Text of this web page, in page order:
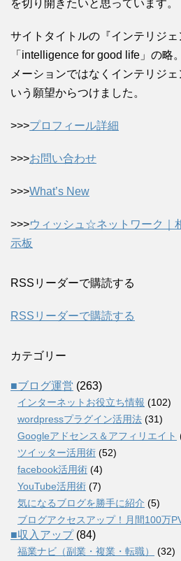
を切り開きたいと思っています。
サイトタイトルの『インテリジ
「intelligence for good life」の略
メーションではなくインテリジ
いう願望からつけました。
>>>プロフィール詳細
>>>お問い合わせ
>>>What’s New
>>>ウィッシュ☆ネットワーク｜
示板
RSSリーダーで購読する
RSSリーダーで購読する
カテゴリー
■ブログ運営 (263)
インターネットお役立ち情報 (102)
wordpressプラグイン活用法 (31)
Googleアドセンス＆アフィリエイト
ツイッター活用術 (52)
facebook活用術 (4)
YouTube活用術 (7)
気になるブログを勝手に紹介 (5)
ブログアクセスアップ！月間100万
■収入アップ(84)
福業ナビ（副業・複業・転職）
(32)